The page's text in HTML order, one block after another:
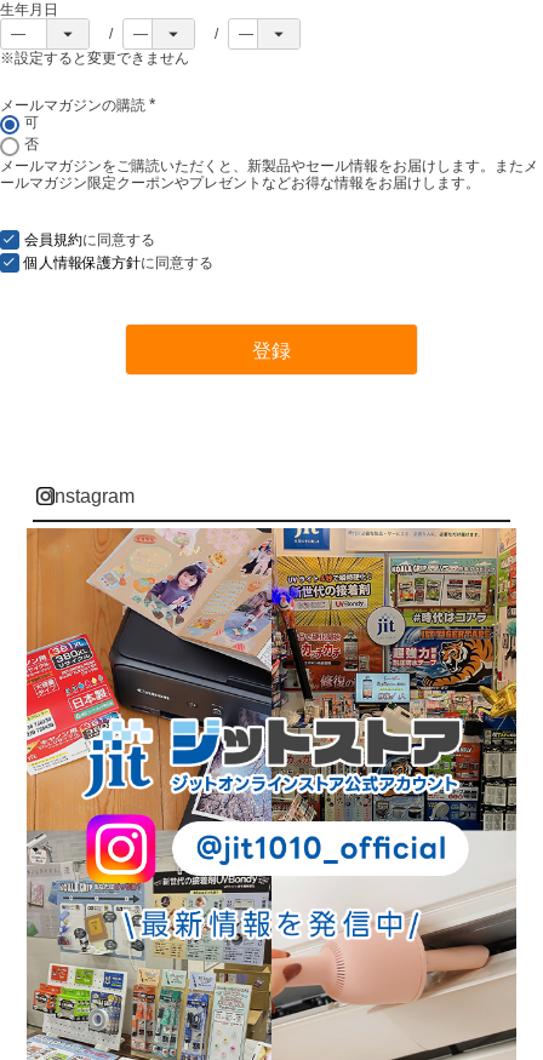
生年月日
※設定すると変更できません
メールマガジンの購読
須
)
可
否
メールマガジンをご購読いただくと、新製品やセール情報をお届けします。またメ
ールマガジン限定クーポンやプレゼントなどお得な情報をお届けします。
会員規約に同意する
個人情報保護方針に同意する
登録
instagram